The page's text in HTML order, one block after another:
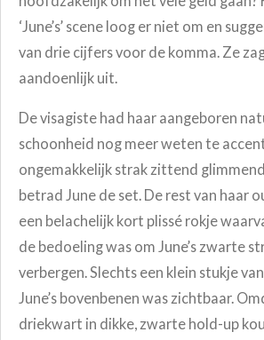
‘June’s’ scene loog er niet om en
van drie cijfers voor de komma. Ze
aandoenlijk uit.
De visagiste had haar aangeboren
schoonheid nog meer weten te
ongemakkelijk strak zittend
betrad June de set. De rest van haar
een belachelijk kort plissé rokje
de bedoeling was om June’s zwarte
verbergen. Slechts een klein stukje
June’s bovenbenen was zichtbaar.
driekwart in dikke, zwarte hold-up